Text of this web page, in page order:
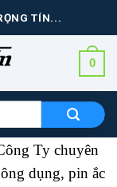
TÍN...
0
Ty chuyên
dụng, pin ắc